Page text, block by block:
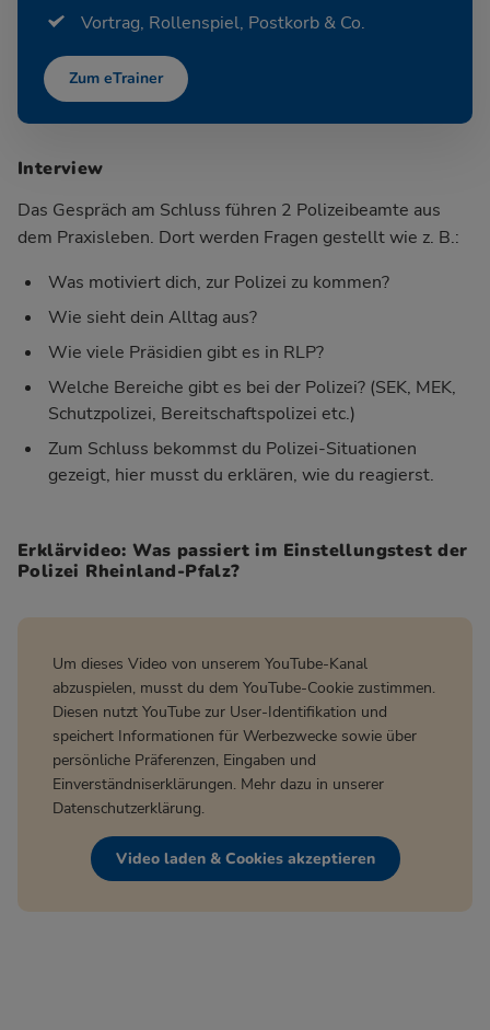
Vortrag, Rollenspiel, Postkorb & Co.
Zum eTrainer
Interview
Das Gespräch am Schluss führen 2 Polizeibeamte aus
dem Praxisleben. Dort werden Fragen gestellt wie z. B.:
Was motiviert dich, zur Polizei zu kommen?
Wie sieht dein Alltag aus?
Wie viele Präsidien gibt es in RLP?
Welche Bereiche gibt es bei der Polizei? (SEK, MEK,
Schutzpolizei, Bereitschaftspolizei etc.)
Zum Schluss bekommst du Polizei-Situationen
gezeigt, hier musst du erklären, wie du reagierst.
Erklärvideo: Was passiert im Einstellungstest der
Polizei Rheinland-Pfalz?
Um dieses Video von unserem YouTube-Kanal
abzuspielen, musst du dem YouTube-Cookie zustimmen.
Diesen nutzt YouTube zur User-Identifikation und
speichert Informationen für Werbezwecke sowie über
persönliche Präferenzen, Eingaben und
Einverständniserklärungen. Mehr dazu in unserer
Datenschutzerklärung.
Video laden & Cookies akzeptieren